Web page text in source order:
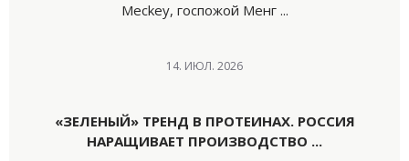
Meckey, госпожой Менг ...
14. ИЮЛ. 2026
«ЗЕЛЕНЫЙ» ТРЕНД В ПРОТЕИНАХ. РОССИЯ
НАРАЩИВАЕТ ПРОИЗВОДСТВО ...